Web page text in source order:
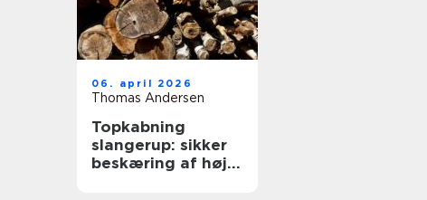
06. april 2026
Thomas Andersen
Topkabning
slangerup: sikker
beskæring af høje